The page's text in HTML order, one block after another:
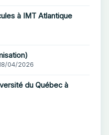
à IMT Atlantique
04/2026
du Québec à